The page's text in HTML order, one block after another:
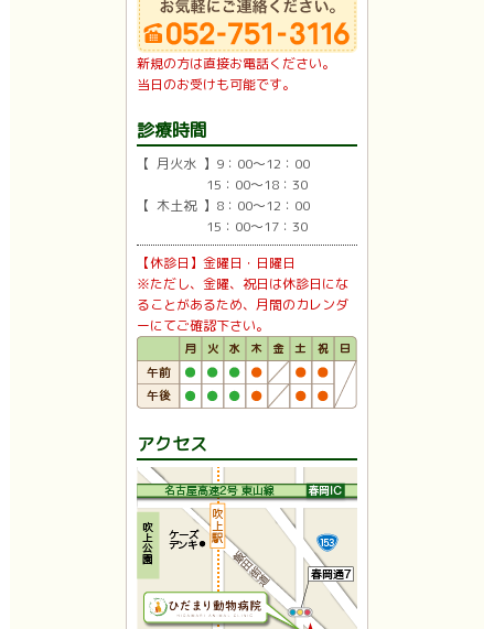
新規の方は直接お電話ください。
当日のお受けも可能です。
診療時間
【 月火水 】9：00〜12：00
15：00〜18：30
【 木土祝 】8：00〜12：00
15：00〜17：30
【休診日】金曜日・日曜日
※ただし、金曜、祝日は休診日にな
ることがあるため、月間のカレンダ
ーにてご確認下さい。
アクセス